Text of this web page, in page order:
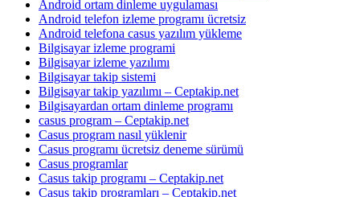
Android ortam dinleme uygulaması
Android telefon izleme programı ücretsiz
Android telefona casus yazılım yükleme
Bilgisayar izleme programi
Bilgisayar izleme yazılımı
Bilgisayar takip sistemi
Bilgisayar takip yazılımı – Ceptakip.net
Bilgisayardan ortam dinleme programı
casus program – Ceptakip.net
Casus program nasıl yüklenir
Casus programı ücretsiz deneme sürümü
Casus programlar
Casus takip programı – Ceptakip.net
Casus takip programları – Ceptakip.net